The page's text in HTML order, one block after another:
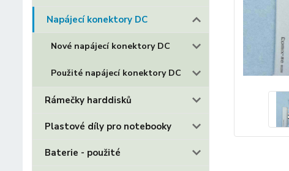
Napájecí konektory DC
Nové napájecí konektory DC
Použité napájecí konektory DC
Rámečky harddisků
Plastové díly pro notebooky
Baterie - použité